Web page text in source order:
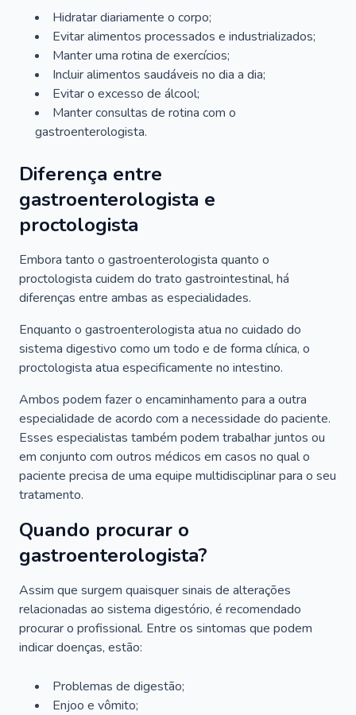
Hidratar diariamente o corpo;
Evitar alimentos processados e industrializados;
Manter uma rotina de exercícios;
Incluir alimentos saudáveis no dia a dia;
Evitar o excesso de álcool;
Manter consultas de rotina com o
gastroenterologista.
Diferença entre
gastroenterologista e
proctologista
Embora tanto o gastroenterologista quanto o
proctologista cuidem do trato gastrointestinal, há
diferenças entre ambas as especialidades.
Enquanto o gastroenterologista atua no cuidado do
sistema digestivo como um todo e de forma clínica, o
proctologista atua especificamente no intestino.
Ambos podem fazer o encaminhamento para a outra
especialidade de acordo com a necessidade do paciente.
Esses especialistas também podem trabalhar juntos ou
em conjunto com outros médicos em casos no qual o
paciente precisa de uma equipe multidisciplinar para o seu
tratamento.
Quando procurar o
gastroenterologista?
Assim que surgem quaisquer sinais de alterações
relacionadas ao sistema digestório, é recomendado
procurar o profissional. Entre os sintomas que podem
indicar doenças, estão:
Problemas de digestão;
Enjoo e vômito;